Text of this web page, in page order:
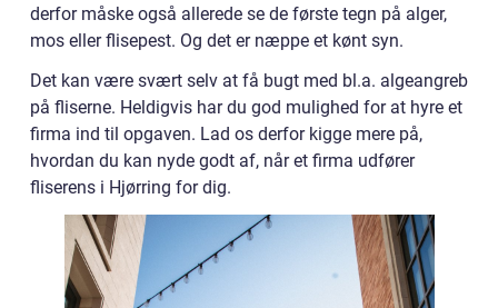
derfor måske også allerede se de første tegn på alger,
mos eller flisepest. Og det er næppe et kønt syn.
Det kan være svært selv at få bugt med bl.a. algeangreb
på fliserne. Heldigvis har du god mulighed for at hyre et
firma ind til opgaven. Lad os derfor kigge mere på,
hvordan du kan nyde godt af, når et firma udfører
fliserens i Hjørring for dig.